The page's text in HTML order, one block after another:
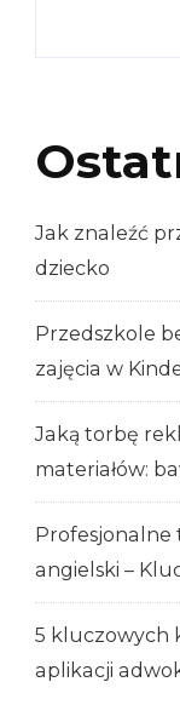
Jak znaleźć
dziecko
Przedszkole
zajęcia w
Jaką torbę
materiałów:
Profesjonalne
angielski –
5 kluczowych
aplikacji